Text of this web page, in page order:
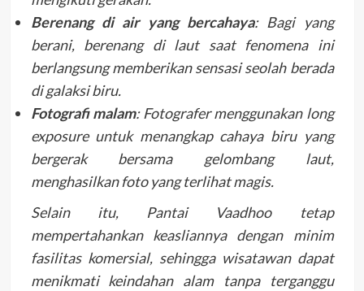
Berenang di air yang bercahaya: Bagi yang
berani, berenang di laut saat fenomena ini
berlangsung memberikan sensasi seolah berada
di galaksi biru.
Fotografi malam: Fotografer menggunakan long
exposure untuk menangkap cahaya biru yang
bergerak bersama gelombang laut,
menghasilkan foto yang terlihat magis.
Selain itu, Pantai Vaadhoo tetap
mempertahankan keasliannya dengan minim
fasilitas komersial, sehingga wisatawan dapat
menikmati keindahan alam tanpa terganggu